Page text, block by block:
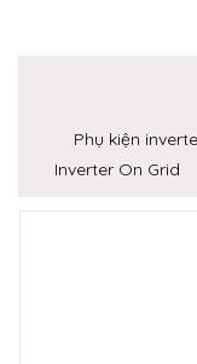
Phụ kiện
Inverter On Grid